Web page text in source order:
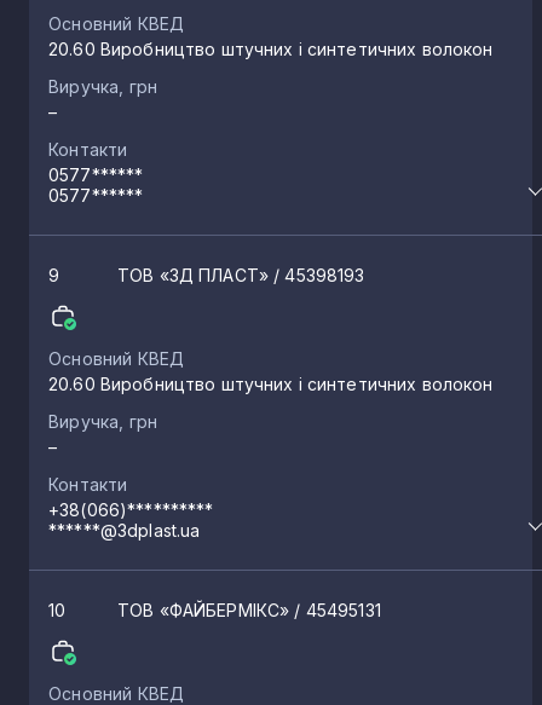
Основний КВЕД
20.60 Виробництво штучних і синтетичних волокон
Виручка, грн
–
Контакти
0577******
0577******
9 ТОВ «3Д ПЛАСТ» / 45398193
Основний КВЕД
20.60 Виробництво штучних і синтетичних волокон
Виручка, грн
–
Контакти
+38(066)**********
******@3dplast.ua
10 ТОВ «ФАЙБЕРМІКС» / 45495131
Основний КВЕД